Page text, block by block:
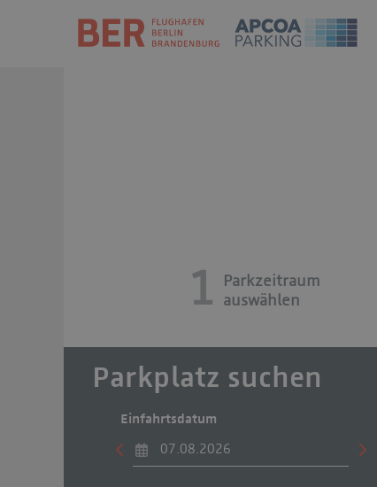
1
Parkzeitraum
auswählen
Parkplatz suchen
Einfahrtsdatum